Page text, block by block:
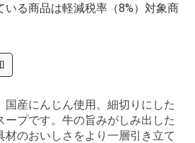
いる商品は軽減税率（8%）対象商
国産にんじん使用。細切りにした
ープです。牛の旨みがしみ出した
材のおいしさをより一層引き立て